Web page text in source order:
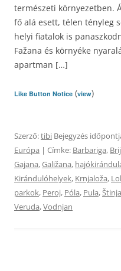
természeti környezetben.
fő alá esett, télen tényleg
helyi fiatalok is
Fažana és környéke
apartman […]
Like Button Notice (view)
Szerző:tibi Bejegyzés
Európa | Címke: Barbariga,
Gajana,Galižana,
Kirándulóhelyek, Krnjaloža,
parkok, Peroj, Póla, Pula,
Veruda,Vodnjan